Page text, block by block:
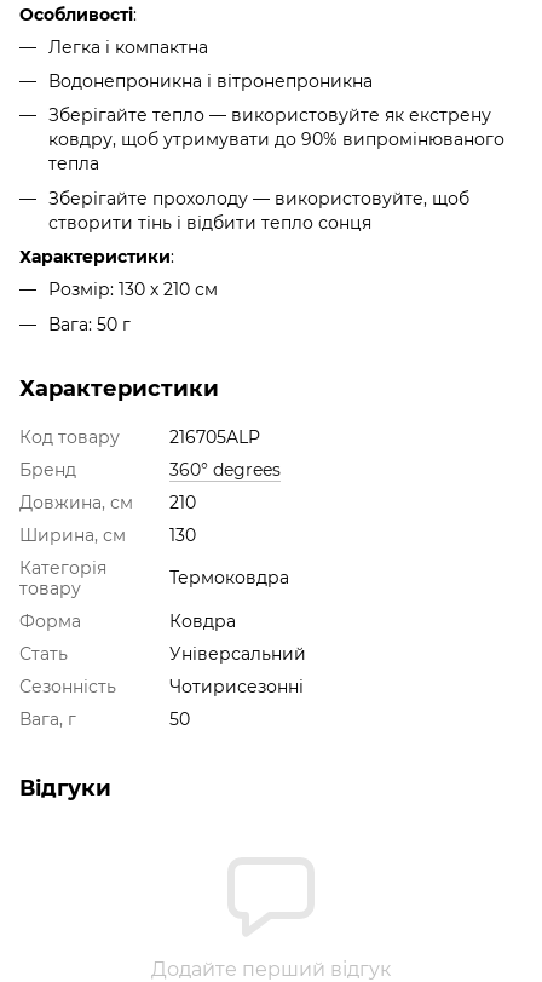
Особливості:
Легка і компактна
Водонепроникна і вітронепроникна
Зберігайте тепло — використовуйте як екстрену
ковдру, щоб утримувати до 90% випромінюваного
тепла
Зберігайте прохолоду — використовуйте, щоб
створити тінь і відбити тепло сонця
Характеристики:
Розмір: 130 х 210 см
Вага: 50 г
Характеристики
Код товару
216705ALP
Бренд
360° degrees
Довжина, см
210
Ширина, см
130
Категорія
товару
Термоковдра
Форма
Ковдра
Стать
Універсальний
Сезонність
Чотирисезонні
Вага, г
50
Відгуки
Додайте перший відгук